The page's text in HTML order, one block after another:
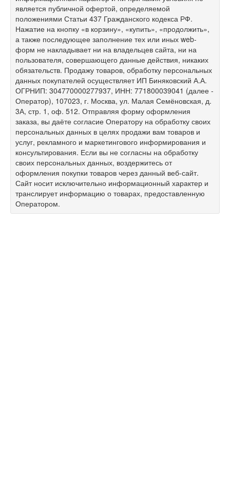
является публичной офертой, определяемой
положениями Статьи 437 Гражданского кодекса РФ.
Нажатие на кнопку «в корзину», «купить», «продолжить»,
а также последующее заполнение тех или иных web-
форм не накладывает ни на владельцев сайта, ни на
пользователя, совершающего данные действия, никаких
обязательств. Продажу товаров, обработку персональных
данных покупателей осуществляет ИП Биняковский А.А.
ОГРНИП: 304770000277937, ИНН: 771800039041 (далее -
Оператор), 107023, г. Москва, ул. Малая Семёновская, д.
3А, стр. 1, оф. 512. Отправляя форму оформления
заказа, вы даёте согласие Оператору на обработку своих
персональных данных в целях продажи вам товаров и
услуг, рекламного и маркетингового информирования и
консультирования. Если вы не согласны на обработку
своих персональных данных, воздержитесь от
оформления покупки товаров через данный веб-сайт.
Сайт носит исключительно информационный характер и
транслирует информацию о товарах, предоставленную
Оператором.